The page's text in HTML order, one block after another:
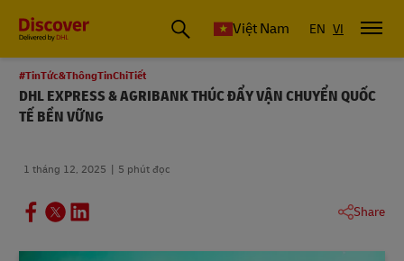
Việt Nam EN VI
#TinTức&ThôngTinChiTiết
DHL EXPRESS & AGRIBANK THÚC ĐẨY VẬN CHUYỂN QUỐC
TẾ BỀN VỮNG
1 tháng 12, 2025 5 phút đọc
Share